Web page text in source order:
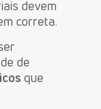
devem
correta.
de
que